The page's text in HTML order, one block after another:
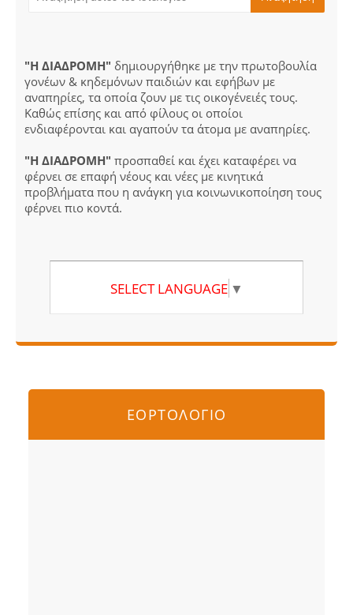
"Η ΔΙΑΔΡΟΜΗ" δημιουργήθηκε με την πρωτοβουλία
γονέων & κηδεμόνων παιδιών και εφήβων με
αναπηρίες, τα οποία ζουν με τις οικογένειές τους.
Καθώς επίσης και από φίλους οι οποίοι
ενδιαφέρονται και αγαπούν τα άτομα με αναπηρίες.
"Η ΔΙΑΔΡΟΜΗ" προσπαθεί και έχει καταφέρει να
φέρνει σε επαφή νέους και νέες με κινητικά
προβλήματα που η ανάγκη για κοινωνικοποίηση τους
φέρνει πιο κοντά.
SELECT LANGUAGE ▼
ΕΟΡΤΟΛΟΓΙΟ